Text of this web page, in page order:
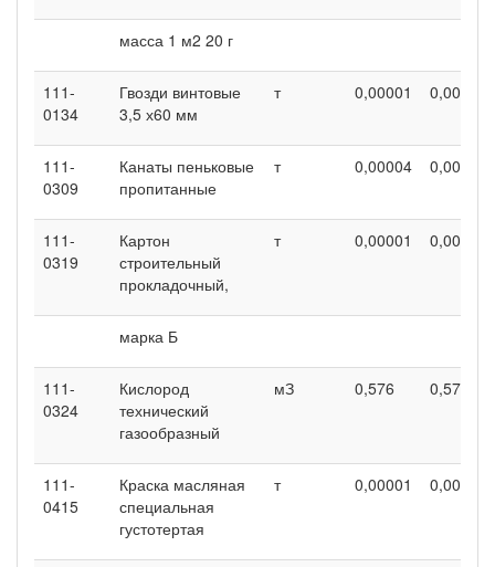
масса 1 м2 20 г
111-
0134
Гвозди винтовые
3,5 х60 мм
т 0,00001 0,00001
111-
0309
Канаты пеньковые
пропитанные
т 0,00004 0,00004
111-
0319
Картон
строительный
прокладочный,
т 0,00001 0,00001
марка Б
111-
0324
Кислород
технический
газообразный
мЗ 0,576 0,576
111-
0415
Краска масляная
специальная
густотертая
т 0,00001 0,00001